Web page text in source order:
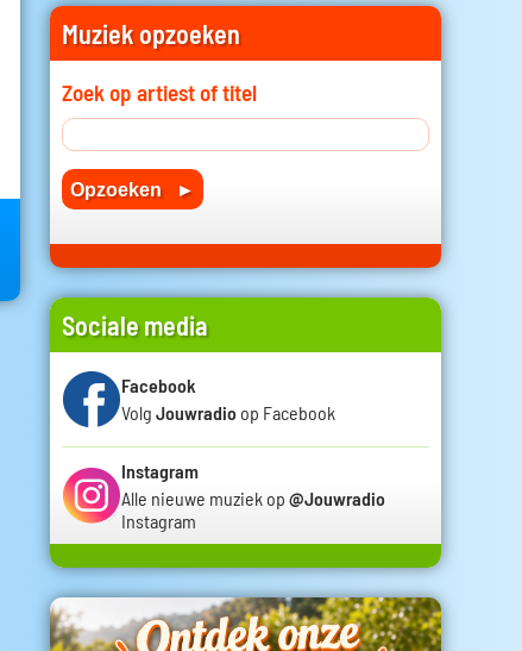
Muziek opzoeken
Zoek op artiest of titel
Sociale media
Facebook
Volg Jouwradio op Facebook
Instagram
Alle nieuwe muziek op @Jouwradio
Instagram